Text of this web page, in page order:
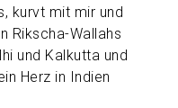
kurvt mit mir und
Rikscha-Wallahs
und Kalkutta und
Herz in Indien